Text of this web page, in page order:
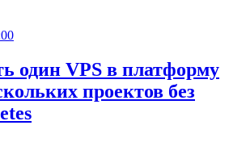
один VPS в платформу
проектов без